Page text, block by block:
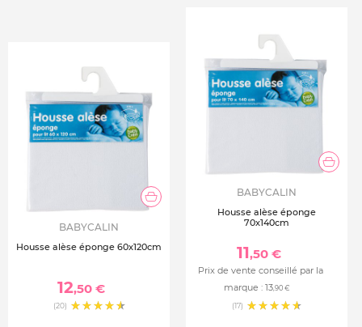
BABYCALIN
Housse alèse éponge 60x120cm
12,50 €
(20)
BABYCALIN
Housse alèse éponge
70x140cm
11,50 €
Prix de vente conseillé par la
marque : 13,90 €
(17)